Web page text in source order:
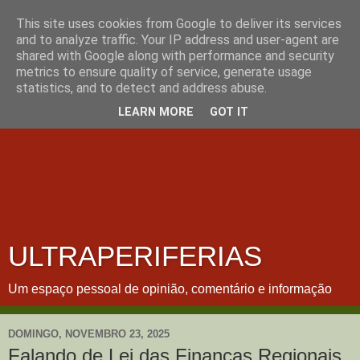
ULTRAPERIFERIAS
Um espaço pessoal de opinião, comentário e informação
DOMINGO, NOVEMBRO 23, 2025
Falando de Lei das Finanças Regionais
This site uses cookies from Google to deliver its services
and to analyze traffic. Your IP address and user-agent are
shared with Google along with performance and security
metrics to ensure quality of service, generate usage
statistics, and to detect and address abuse.
LEARN MORE GOT IT